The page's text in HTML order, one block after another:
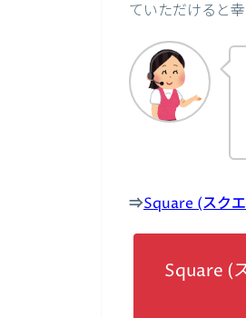
ていただけると幸
⇒Square (スク
Square (